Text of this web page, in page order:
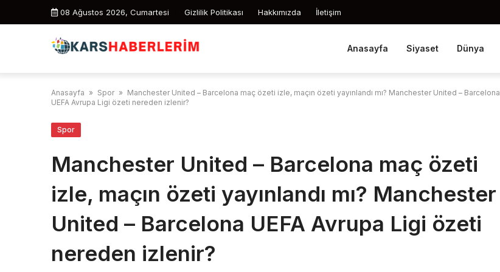
08 Ağustos 2026, Cumartesi Gizlilik Politikası Hakkımızda İletişim
Anasayfa Siyaset Dünya
Anasayfa » Spor » Manchester United – Barcelona maç özeti izle, maçın özeti yayınlandı mı? Manchester United – Barcelona
UEFA Avrupa Ligi özeti nereden izlenir?
Spor
Manchester United – Barcelona maç özeti
izle, maçın özeti yayınlandı mı? Manchester
United – Barcelona UEFA Avrupa Ligi özeti
nereden izlenir?